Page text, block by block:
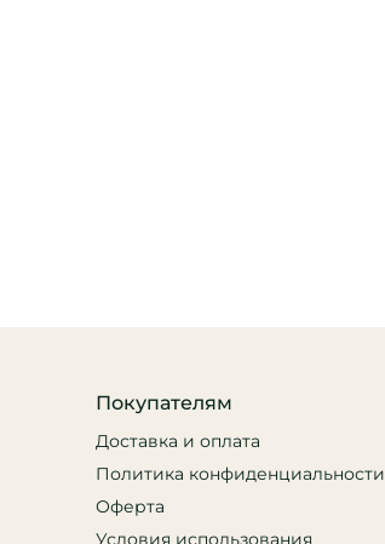
Покупателям
Доставка и оплата
Политика конфиденциальности
Оферта
Условия использования